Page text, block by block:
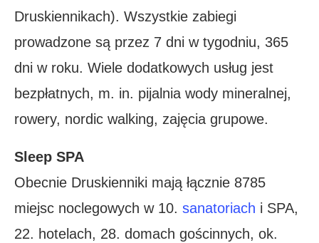
Druskiennikach). Wszystkie zabiegi
prowadzone są przez 7 dni w tygodniu, 365
dni w roku. Wiele dodatkowych usług jest
bezpłatnych, m. in. pijalnia wody mineralnej,
rowery, nordic walking, zajęcia grupowe.
Sleep SPA
Obecnie Druskienniki mają łącznie 8785
miejsc noclegowych w 10. sanatoriach i SPA,
22. hotelach, 28. domach gościnnych, ok.